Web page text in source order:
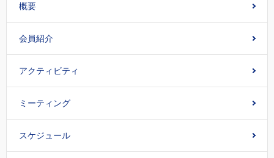
概要
会員紹介
アクティビティ
ミーティング
スケジュール